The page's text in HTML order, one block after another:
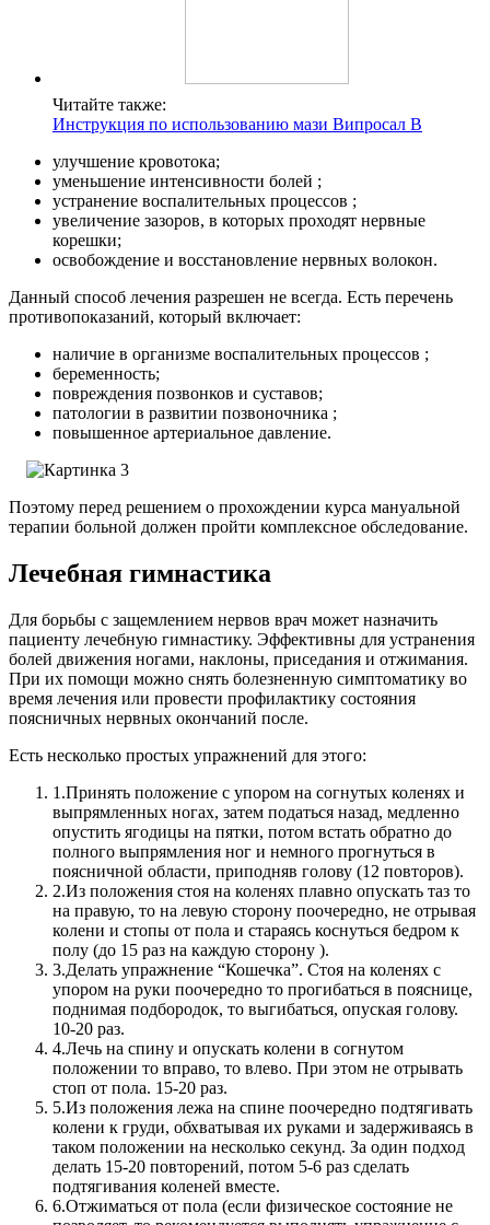
Читайте также:
Инструкция по использованию мази Випросал В
улучшение кровотока;
уменьшение интенсивности болей ;
устранение воспалительных процессов ;
увеличение зазоров, в которых проходят нервные
корешки;
освобождение и восстановление нервных волокон.
Данный способ лечения разрешен не всегда. Есть перечень
противопоказаний, который включает:
наличие в организме воспалительных процессов ;
беременность;
повреждения позвонков и суставов;
патологии в развитии позвоночника ;
повышенное артериальное давление.
Поэтому перед решением о прохождении курса мануальной
терапии больной должен пройти комплексное обследование.
Лечебная гимнастика
Для борьбы с защемлением нервов врач может назначить
пациенту лечебную гимнастику. Эффективны для устранения
болей движения ногами, наклоны, приседания и отжимания.
При их помощи можно снять болезненную симптоматику во
время лечения или провести профилактику состояния
поясничных нервных окончаний после.
Есть несколько простых упражнений для этого:
1.Принять положение с упором на согнутых коленях и
выпрямленных ногах, затем податься назад, медленно
опустить ягодицы на пятки, потом встать обратно до
полного выпрямления ног и немного прогнуться в
поясничной области, приподняв голову (12 повторов).
2.Из положения стоя на коленях плавно опускать таз то
на правую, то на левую сторону поочередно, не отрывая
колени и стопы от пола и стараясь коснуться бедром к
полу (до 15 раз на каждую сторону ).
3.Делать упражнение “Кошечка”. Стоя на коленях с
упором на руки поочередно то прогибаться в пояснице,
поднимая подбородок, то выгибаться, опуская голову.
10-20 раз.
4.Лечь на спину и опускать колени в согнутом
положении то вправо, то влево. При этом не отрывать
стоп от пола. 15-20 раз.
5.Из положения лежа на спине поочередно подтягивать
колени к груди, обхватывая их руками и задерживаясь в
таком положении на несколько секунд. За один подход
делать 15-20 повторений, потом 5-6 раз сделать
подтягивания коленей вместе.
6.Отжиматься от пола (если физическое состояние не